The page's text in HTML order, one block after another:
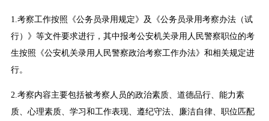
1.考察工作按照《公务员录用规定》及《公务员录用考察办法（试
行）》等文件要求进行，其中报考公安机关录用人民警察职位的考
生按照《公安机关录用人民警察政治考察工作办法》和相关规定进
行。
2.考察内容主要包括被考察人员的政治素质、道德品行、能力素
质、心理素质、学习和工作表现、遵纪守法、廉洁自律、职位匹配